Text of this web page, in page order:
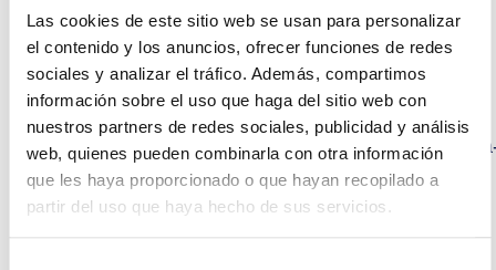
Las cookies de este sitio web se usan para personalizar
el contenido y los anuncios, ofrecer funciones de redes
sociales y analizar el tráfico. Además, compartimos
información sobre el uso que haga del sitio web con
nuestros partners de redes sociales, publicidad y análisis
web, quienes pueden combinarla con otra información
que les haya proporcionado o que hayan recopilado a
partir del uso que haya hecho de sus servicios.
alimentaria-S1696281808748455
Marta Barranquero Gómez, 2024. Intolerancias
y alergias alimentarias más frecuentes en
bebés. Reproduccionasistida.org:
https://www.reproduccionasistida.org/
alimentaria-prevencion/
Lucy Ortega, Las siete alergias alimentarias